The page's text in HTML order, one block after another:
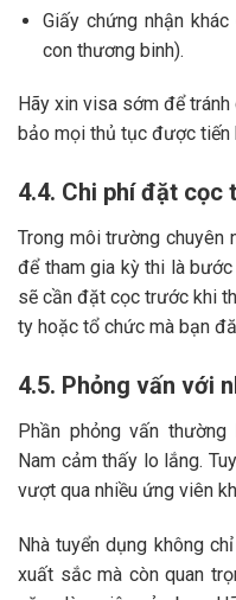
Giấy chứng nhận
con thương binh).
Hãy xin visa sớm để
bảo mọi thủ tục được tiến
4.4. Chi phí đặt cọc
Trong môi trường chuyên
để tham gia kỳ thi là
sẽ cần đặt cọc trước khi
ty hoặc tổ chức mà bạn
4.5. Phỏng vấn với
Phần phỏng vấn
Nam cảm thấy lo lắng.
vượt qua nhiều ứng viên
Nhà tuyển dụng không
xuất sắc mà còn quan